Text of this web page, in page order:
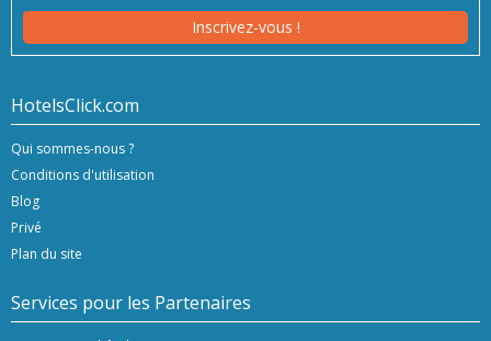
Inscrivez-vous !
HotelsClick.com
Qui sommes-nous ?
Conditions d'utilisation
Blog
Privé
Plan du site
Services pour les Partenaires